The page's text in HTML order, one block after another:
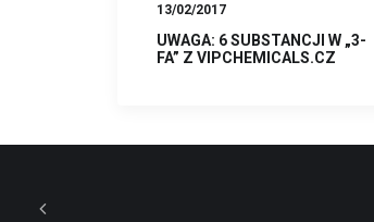
13/02/2017
UWAGA: 6 SUBSTANCJI W „3-
FA” Z VIPCHEMICALS.CZ